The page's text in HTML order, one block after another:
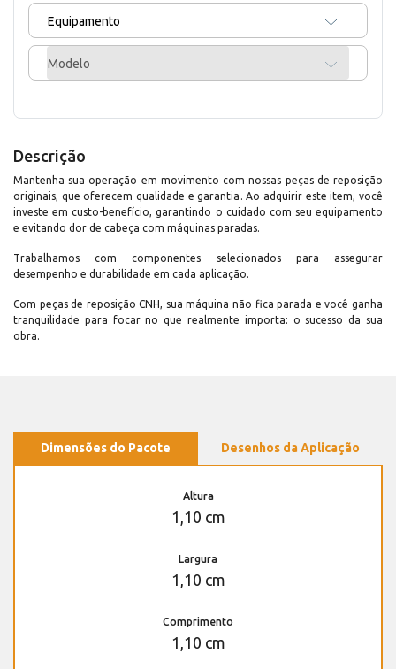
Equipamento
Modelo
Descrição
Mantenha sua operação em movimento com nossas peças de reposição
originais, que oferecem qualidade e garantia. Ao adquirir este item, você
investe em custo-benefício, garantindo o cuidado com seu equipamento
e evitando dor de cabeça com máquinas paradas.
Trabalhamos com componentes selecionados para assegurar
desempenho e durabilidade em cada aplicação.
Com peças de reposição CNH, sua máquina não fica parada e você ganha
tranquilidade para focar no que realmente importa: o sucesso da sua
obra.
Dimensões do Pacote Desenhos da Aplicação
Altura
1,10 cm
Largura
1,10 cm
Comprimento
1,10 cm